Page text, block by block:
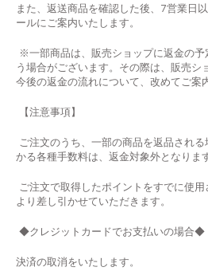
また、返送商品を確認した後、7営業日
ールにご案内いたします。
※一部商品は、販売ショップに返金の
う場合がございます。その際は、販売シ
今後の返金の流れについて、改めてご案
【注意事項】
ご注文のうち、一部の商品を返品され
かる各種手数料は、返金対象外となります
ご注文で取得したポイントをすでに使
より差し引かせていただきます。
◆クレジットカードでお支払いの場合◆
決済の取消をいたします。